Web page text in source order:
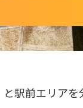
駅前エリアを